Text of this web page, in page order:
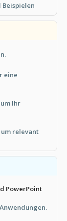
eine
Ihr
relevant
PowerPoint